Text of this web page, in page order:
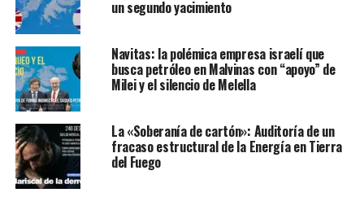
un segundo yacimiento
Navitas: la polémica empresa israelí que
busca petróleo en Malvinas con “apoyo” de
Milei y el silencio de Melella
La «Soberanía de cartón»: Auditoría de un
fracaso estructural de la Energía en Tierra
del Fuego